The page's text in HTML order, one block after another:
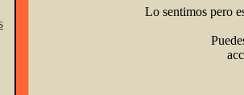
Lo sentimos pero